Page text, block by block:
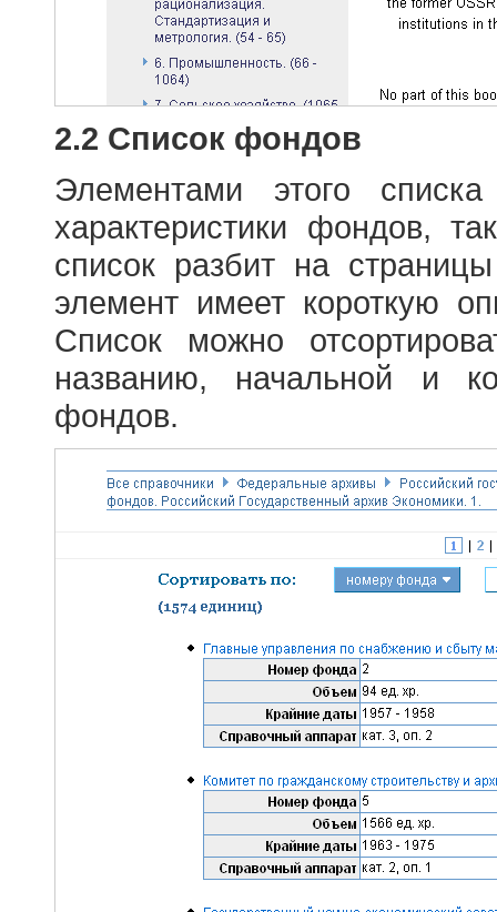
2.2 Список фондов
Элементами этого
характеристики фондов,
список разбит на
элемент имеет короткую
Список можно
названию, начальной и
фондов.